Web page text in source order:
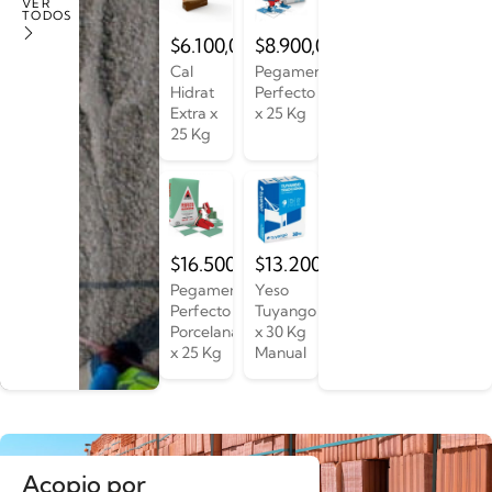
VER
TODOS
Cal
Hidrat
Extra x
25 Kg
$6.100,00
Pegamento
Perfecto
x 25 Kg
$8.900,00
Pegamento
Perfecto
Porcelanato
x 25 Kg
$16.500,00
Yeso
Tuyango
x 30 Kg
Manual
$13.200,00
Acopio por